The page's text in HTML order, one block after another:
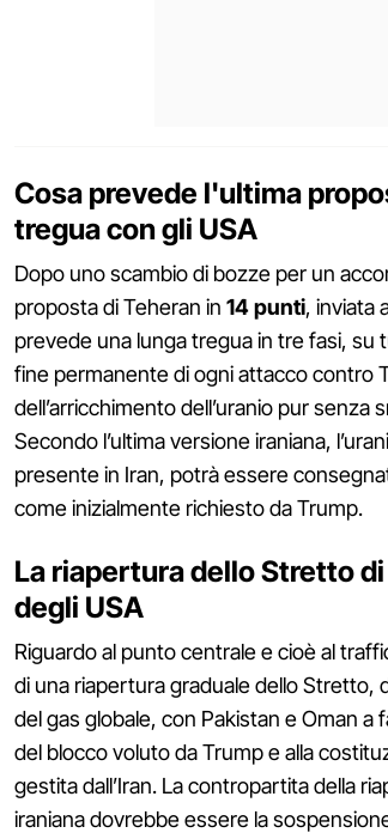
Cosa prevede l'ultima
tregua con gli USA
Dopo uno scambio di bozze per un
proposta di Teheran in 14 punti, inviata
prevede una lunga tregua in tre fasi, su
fine permanente di ogni attacco contro
dell’arricchimento dell’uranio pur senza
Secondo l’ultima versione iraniana,
presente in Iran, potrà essere
come inizialmente richiesto da Trump.
La riapertura dello Stretto
degli USA
Riguardo al punto centrale e cioè al
di una riapertura graduale dello Stretto,
del gas globale, con Pakistan e Oman a
del blocco voluto da Trump e alla
gestita dall’Iran. La contropartita della
iraniana dovrebbe essere la